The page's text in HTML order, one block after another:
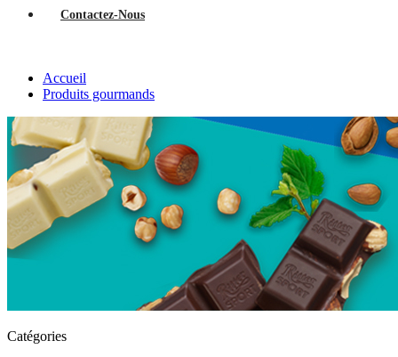
Contactez-Nous
Accueil
Produits gourmands
Catégories